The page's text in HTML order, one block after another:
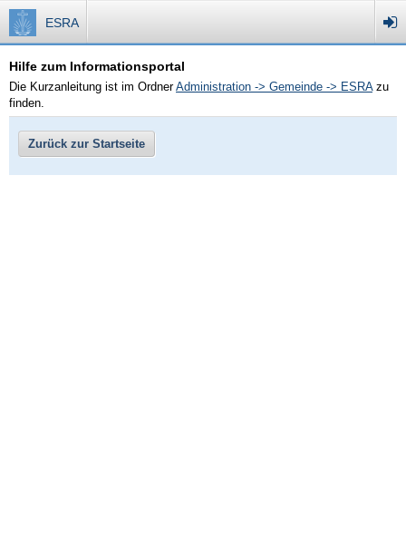
ESRA
Hilfe zum Informationsportal
Die Kurzanleitung ist im OrdnerAdministration -> Gemeinde -> ESRAzu
finden.
Zurück zur Startseite